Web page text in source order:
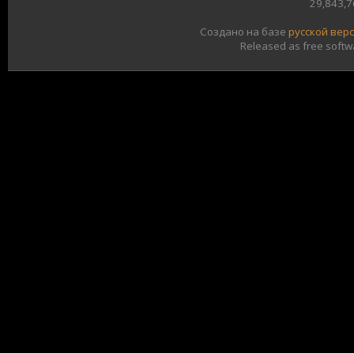
Создано на базе русской
Released as free